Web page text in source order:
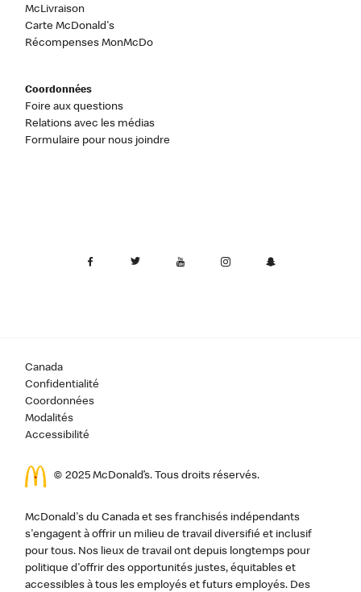
McLivraison
Carte McDonald's
Récompenses MonMcDo
Coordonnées
Foire aux questions
Relations avec les médias
Formulaire pour nous joindre
Canada
Confidentialité
Coordonnées
Modalités
Accessibilité
© 2025 McDonald’s. Tous droits réservés.
McDonald's du Canada et ses franchisés indépendants
s'engagent à offrir un milieu de travail diversifié et inclusif
pour tous. Nos lieux de travail ont depuis longtemps pour
politique d'offrir des opportunités justes, équitables et
accessibles à tous les employés et futurs employés. Des